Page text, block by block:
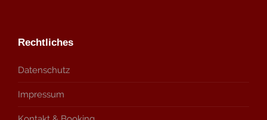
Rechtliches
Datenschutz
Impressum